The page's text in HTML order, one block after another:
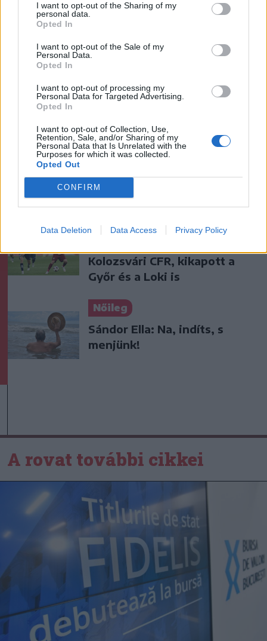
I want to opt-out of the Sharing of my
personal data.
Opted In
I want to opt-out of the Sale of my
Personal Data.
Opted In
I want to opt-out of processing my
Personal Data for Targeted Advertising.
Opted In
I want to opt-out of Collection, Use,
Retention, Sale, and/or Sharing of my
Personal Data that Is Unrelated with the
Purposes for which it was collected.
Opted Out
CONFIRM
Data Deletion Data Access Privacy Policy
Corbu góljától hangos a
válogatott meghívót
sürgetnek
Krónika
Büntetőfeljelentést tett
telefonszámról érkezett
fenyegetés miatt
Székely Sport
Kolozsvári CFR, kikapott a
Győr és a Loki is
Nőileg
Sándor Ella: Na, indíts, s
menjünk!
A rovat további cikkei